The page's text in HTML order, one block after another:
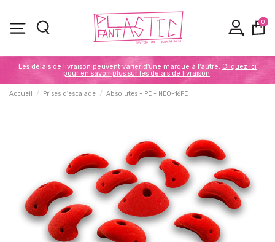
0
Les délais de livraison peuvent varier d'une marque à l'autre. Cliquez ici
pour en savoir plus sur les délais de livraison.
Accueil Prises d'escalade Absolutes - PE - NEO-16PE